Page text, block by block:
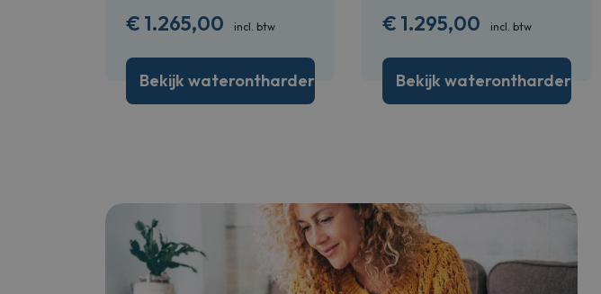
€ 1.265,00 incl. btw
Bekijk waterontharder
€ 1.295,00 incl. btw
Bekijk waterontharder